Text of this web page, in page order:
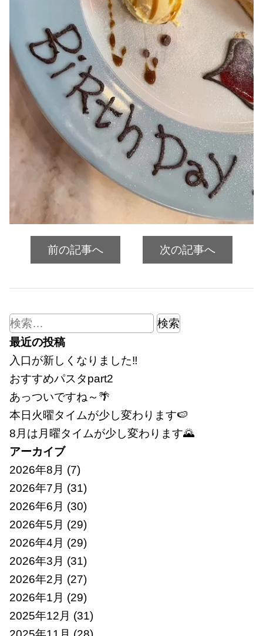
前の記事へ 次の記事へ
検
索:
最近の投稿
入口が新しくなりました‼
おすすめパスタpart2
あっついですね～🌴
本日火曜タイムが少し変わります🍉
8月は月曜タイムが少し変わります🌄
アーカイブ
2026年8月 (7)
2026年7月 (31)
2026年6月 (30)
2026年5月 (29)
2026年4月 (29)
2026年3月 (31)
2026年2月 (27)
2026年1月 (29)
2025年12月 (31)